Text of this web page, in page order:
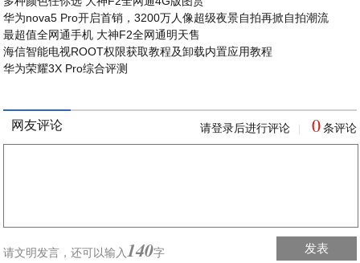
华为nova5 Pro开启首销，3200万人像超级夜景自拍再掀自拍潮流
最超值全网通手机 大神F2全网通明天售
海信智能电视ROOT权限获取教程及卸载内置应用教程
华为荣耀3X Pro综合评测
网友评论 请登录后进行评论 0 条评论
请文明发言，还可以输入 140字 发表